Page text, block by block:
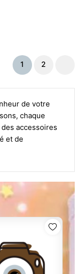
1 2
de votre
chaque
accessoires
et de